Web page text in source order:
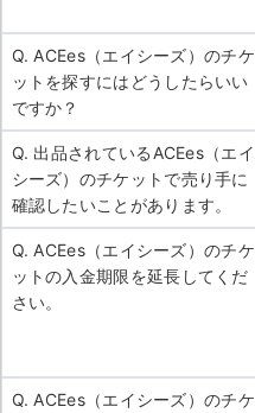
Q. ACEes（エイシーズ）のチケ
ットを探すにはどうしたらいい
ですか？
Q. 出品されているACEes（エイ
シーズ）のチケットで売り手に
確認したいことがあります。
Q. ACEes（エイシーズ）のチケ
ットの入金期限を延長してくだ
さい。
Q. ACEes（エイシーズ）のチケ